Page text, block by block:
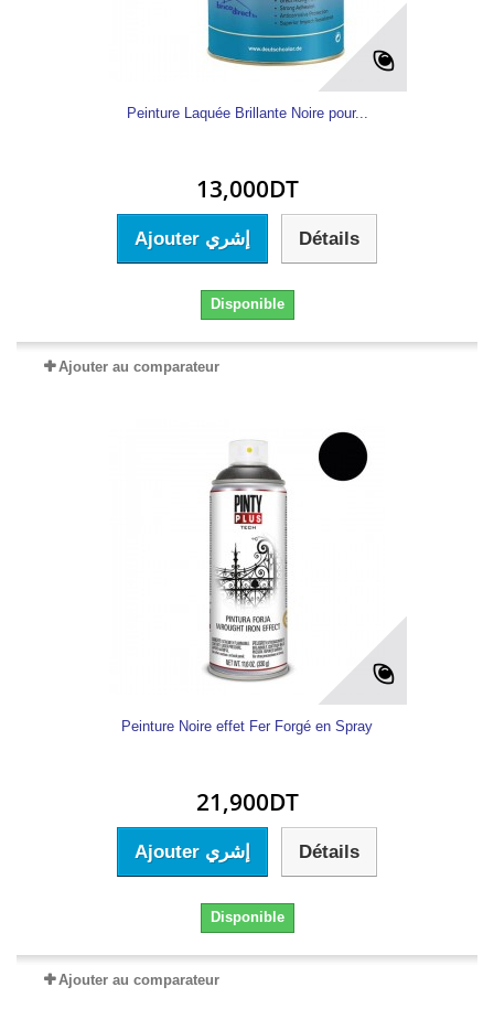
Peinture Laquée Brillante Noire pour...
13,000DT
Ajouter إشري Détails
Disponible
Ajouter au comparateur
Peinture Noire effet Fer Forgé en Spray
21,900DT
Ajouter إشري Détails
Disponible
Ajouter au comparateur